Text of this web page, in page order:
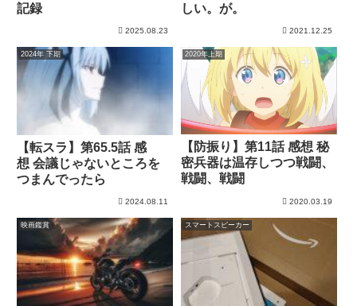
記録
2025.08.23
しい。が。
2021.12.25
2024年 下期
【転スラ】第65.5話 感
想 会議じゃないところを
つまんでったら
2024.08.11
2020年上期
【防振り】第11話 感想 秘
密兵器は温存しつつ戦闘、
戦闘、戦闘
2020.03.19
映画鑑賞 スマートスピーカー